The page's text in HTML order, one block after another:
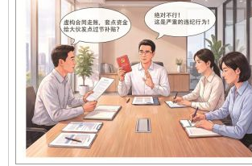
揭开“小金库”的免责幌子